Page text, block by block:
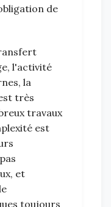
de
l'activité
la
très
travaux
est
et
toujours